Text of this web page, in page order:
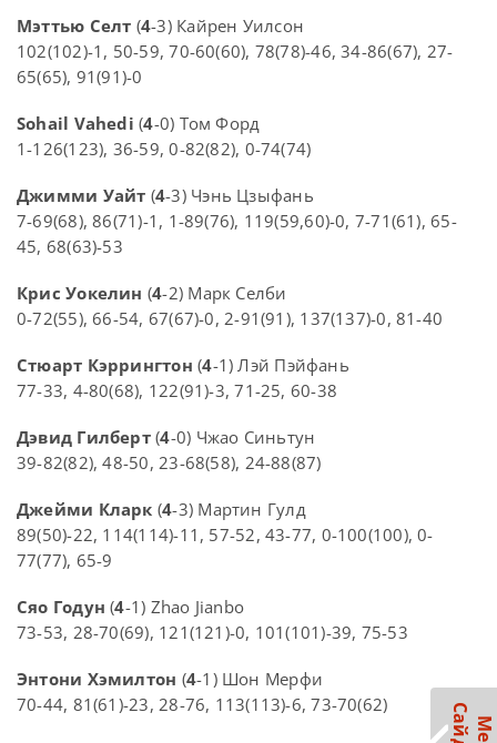
Мэттью Селт (4-3) Кайрен Уилсон
102(102)-1, 50-59, 70-60(60), 78(78)-46, 34-86(67), 27-
65(65), 91(91)-0
Sohail Vahedi (4-0) Том Форд
1-126(123), 36-59, 0-82(82), 0-74(74)
Джимми Уайт (4-3) Чэнь Цзыфань
7-69(68), 86(71)-1, 1-89(76), 119(59,60)-0, 7-71(61), 65-
45, 68(63)-53
Крис Уокелин (4-2) Марк Селби
0-72(55), 66-54, 67(67)-0, 2-91(91), 137(137)-0, 81-40
Стюарт Кэррингтон (4-1) Лэй Пэйфань
77-33, 4-80(68), 122(91)-3, 71-25, 60-38
Дэвид Гилберт(4-0) Чжао Синьтун
39-82(82), 48-50, 23-68(58), 24-88(87)
Джейми Кларк (4-3) Мартин Гулд
89(50)-22, 114(114)-11, 57-52, 43-77, 0-100(100), 0-
77(77), 65-9
Сяо Годун (4-1) Zhao Jianbo
73-53, 28-70(69), 121(121)-0, 101(101)-39, 75-53
Энтони Хэмилтон (4-1) Шон Мерфи
70-44, 81(61)-23, 28-76, 113(113)-6, 73-70(62)